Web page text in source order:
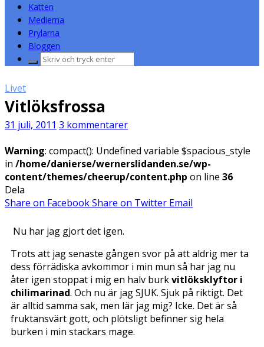
Katten
Medierna
Prylarna
Bloggen
Sök
Livet
Vitlöksfrossa
31 juli, 2011 3 kommentarer
Warning: compact(): Undefined variable $spacious_style
in /home/danierse/wernerslidanden.se/wp-
content/themes/cheerup/content.php on line 36
Dela
Share on FacebookShare on Twitter Email
Nu har jag gjort det igen.
Trots att jag senaste gången svor på att aldrig mer ta
dess förrädiska avkommor i min mun så har jag nu
åter igen stoppat i mig en halv burkvitlöksklyftor i
chilimarinad. Och nu är jag SJUK. Sjuk på riktigt. Det
är alltid samma sak, men lär jag mig? Icke. Det är så
fruktansvärt gott, och plötsligt befinner sig hela
burken i min stackars mage.